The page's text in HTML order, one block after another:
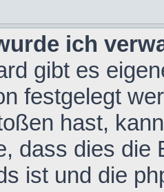
ich
gibt es
festgelegt
hast,
dass dies die
ist und die